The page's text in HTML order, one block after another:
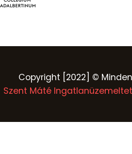
Copyright [2022] ©
Szent Máté